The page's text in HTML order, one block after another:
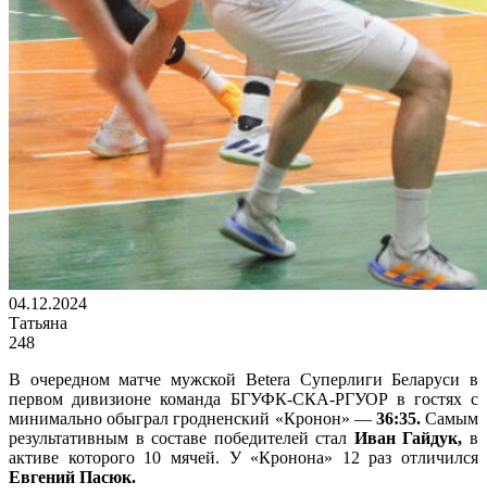
04.12.2024
Татьяна
248
В очередном матче мужской Betera Суперлиги Беларуси в
первом дивизионе команда БГУФК-СКА-РГУОР в гостях с
минимально обыграл гродненский «Кронон» — 36:35.Самым
результативным в составе победителей стал Иван Гайдук,в
активе которого 10 мячей. У «Кронона» 12 раз отличился
Евгений Пасюк.